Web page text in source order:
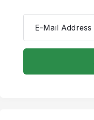
E-Mail Address